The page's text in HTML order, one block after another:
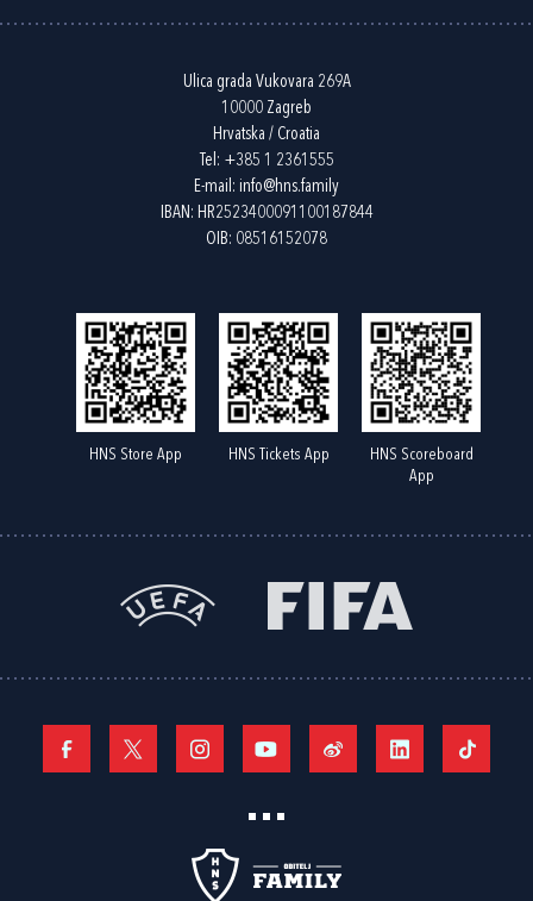
Ulica grada Vukovara 269A
10000 Zagreb
Hrvatska / Croatia
Tel: +385 1 2361555
E-mail: info@hns.family
IBAN: HR2523400091100187844
OIB: 08516152078
HNS Store App HNS Tickets App
HNS Scoreboard
App